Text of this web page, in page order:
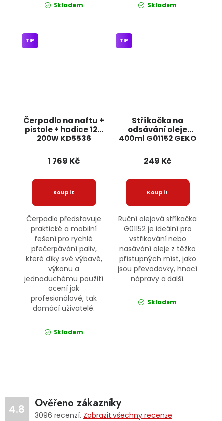
Skladem Skladem
Čerpadlo na naftu +
pistole + hadice 12V
200W KD5536
TIP
1 769 Kč
Čerpadlo představuje
praktické a mobilní
řešení pro rychlé
přečerpávání paliv,
které díky své výbavě,
výkonu a
jednoduchému použití
ocení jak
profesionálové, tak
domácí uživatelé.
Skladem
Stříkačka na
odsávání oleje
400ml G01152 GEKO
TIP
249 Kč
Ruční olejová stříkačka
G01152 je ideální pro
vstřikování nebo
nasávání oleje z těžko
přístupných míst, jako
jsou převodovky, hnací
nápravy a další.
Skladem
4.8 Ověřeno zákazníky
3096 recenzí. Zobrazit všechny recenze